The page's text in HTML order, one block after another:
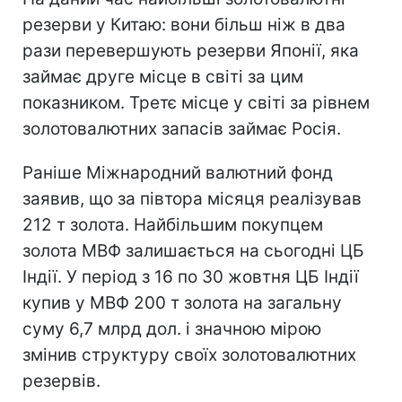
резерви у Китаю: вони більш ніж в два
рази перевершують резерви Японії, яка
займає друге місце в світі за цим
показником. Третє місце у світі за рівнем
золотовалютних запасів займає Росія.
Раніше Міжнародний валютний фонд
заявив, що за півтора місяця реалізував
212 т золота. Найбільшим покупцем
золота МВФ залишається на сьогодні ЦБ
Індії. У період з 16 по 30 жовтня ЦБ Індії
купив у МВФ 200 т золота на загальну
суму 6,7 млрд дол. і значною мірою
змінив структуру своїх золотовалютних
резервів.